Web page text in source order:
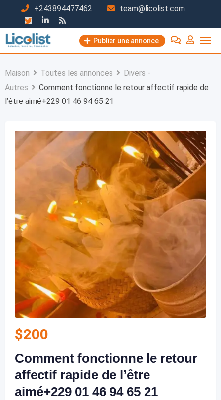
contenu
+243894477462 team@licolist.com
Publier une annonce
Maison Toutes les annonces
Divers -
Autres
Comment fonctionne le retour affectif rapide de
l’être aimé+229 01 46 94 65 21
$200
Comment fonctionne le retour
affectif rapide de l’être
aimé+229 01 46 94 65 21